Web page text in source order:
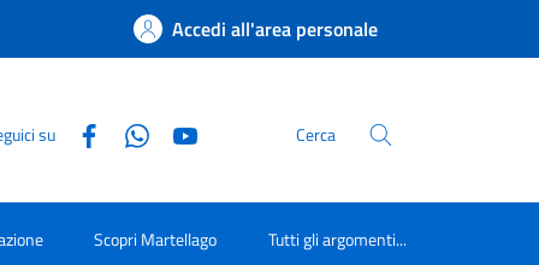
Accedi all'area personale
su Cerca
Scopri Martellago Tutti gli argomenti...